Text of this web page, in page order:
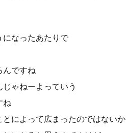
になったあたりで
んですね
ゃねーよっていう
ね
によって広まったのではないか